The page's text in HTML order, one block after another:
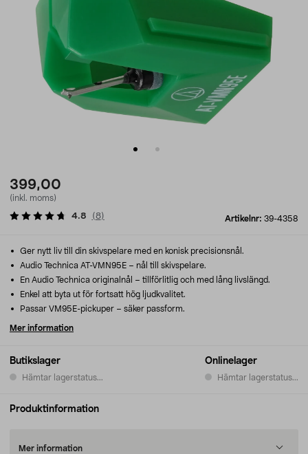
399,00
(inkl. moms)
Artikelnr: 39-4358
4.8 (8)
Butikslager
Hämtar lagerstatus...
Onlinelager
Hämtar lagerstatus...
Ger nytt liv till din skivspelare med en konisk precisionsnål.
Audio Technica AT-VMN95E – nål till skivspelare.
En Audio Technica originalnål – tillförlitlig och med lång livslängd.
Enkel att byta ut för fortsatt hög ljudkvalitet.
Passar VM95E-pickuper – säker passform.
Mer information
Produktinformation
Mer information